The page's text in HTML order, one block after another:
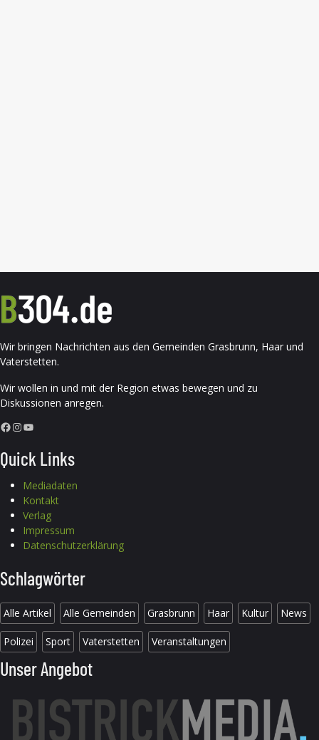
Wir bringen Nachrichten aus den Gemeinden Grasbrunn, Haar und
Vaterstetten.
Wir wollen in und mit der Region etwas bewegen und zu
Diskussionen anregen.
Facebook InstagramYouTube
Quick Links
Mediadaten
Kontakt
Verlag
Impressum
Datenschutzerklärung
Schlagwörter
Alle Artikel Alle Gemeinden Grasbrunn Haar Kultur News
Polizei Sport Vaterstetten Veranstaltungen
Unser Angebot